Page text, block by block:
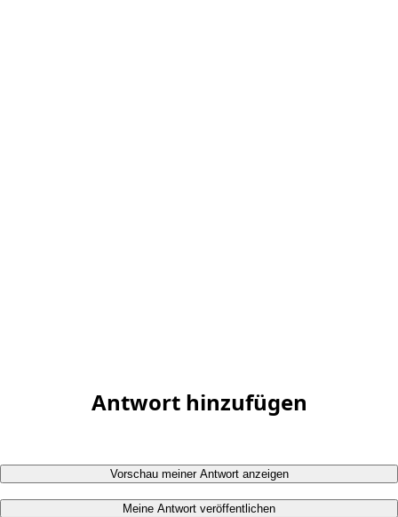
Antwort hinzufügen
Vorschau meiner Antwort anzeigen
Meine Antwort veröffentlichen